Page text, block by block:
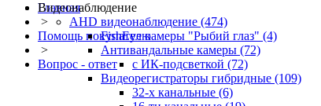
Видеонаблюдение
AHD видеонаблюдение (474)
FishEye камеры "Рыбий глаз" (4)
Антивандальные камеры (72)
с ИК-подсветкой (72)
Видеорегистраторы гибридные (109)
32-х канальные (6)
Главная
>
Помощь покупателю
>
Вопрос - ответ